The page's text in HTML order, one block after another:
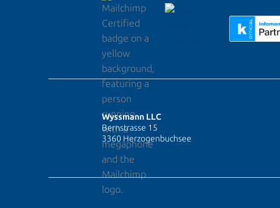
Wyssmann LLC
Bernstrasse 15
3360 Herzogenbuchsee